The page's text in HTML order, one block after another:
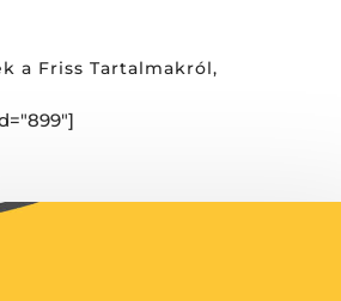
a Friss Tartalmakról,